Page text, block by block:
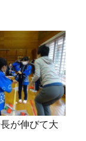
が伸びて大